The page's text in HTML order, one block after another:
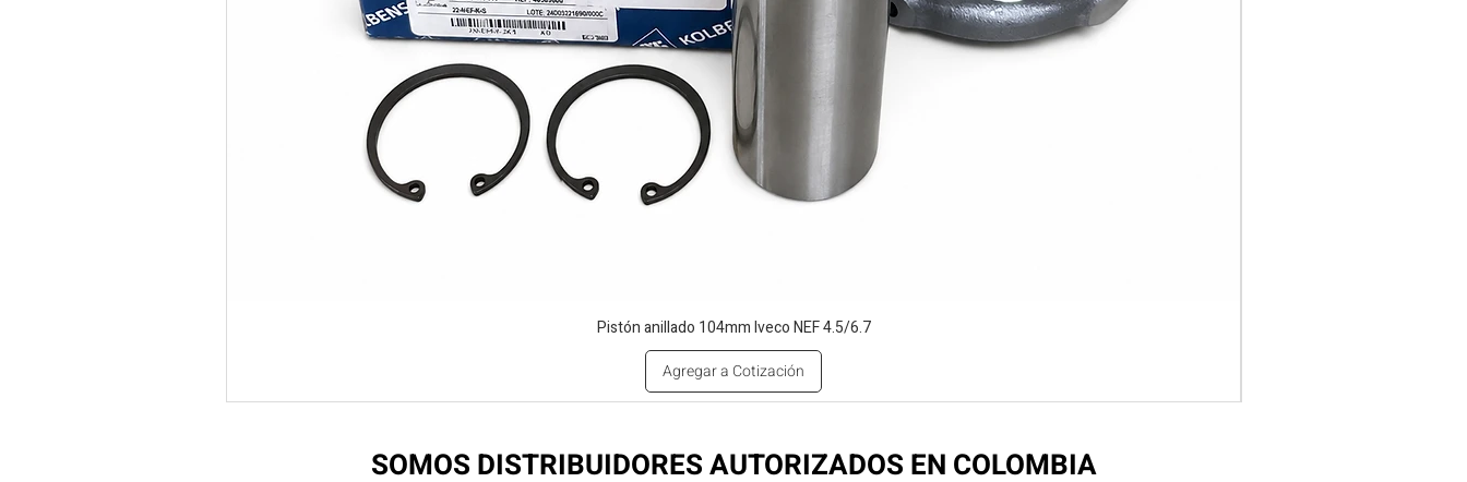
Pistón anillado 104mm Iveco NEF 4.5/6.7
Agregar a Cotización
SOMOS DISTRIBUIDORES AUTORIZADOS EN COLOMBIA